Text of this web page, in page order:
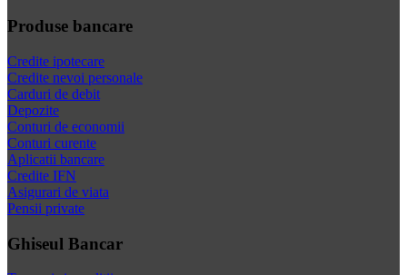
Produse bancare
Credite ipotecare
Credite nevoi personale
Carduri de debit
Depozite
Conturi de economii
Conturi curente
Aplicatii bancare
Credite IFN
Asigurari de viata
Pensii private
Ghiseul Bancar